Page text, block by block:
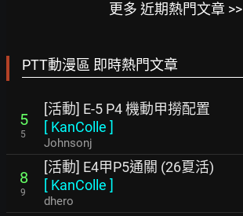
更多 近期熱門文章 >>
PTT動漫區 即時熱門文章
5
5
[活動] E-5 P4 機動甲撈配置
[ KanColle ]
Johnsonj
8
9
[活動] E4甲P5通關 (26夏活)
[ KanColle ]
dhero